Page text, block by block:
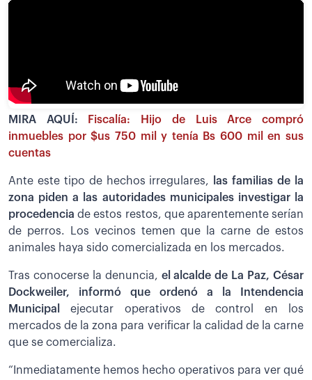
MIRA AQUÍ:
Fiscalía: Hijo de Luis Arce compró
inmuebles por $us 750 mil y tenía Bs 600 mil en sus
cuentas
Ante este tipo de hechos irregulares,
las familias de la
zona piden a las autoridades municipales investigar la
procedencia de estos restos, que aparentemente serían
de perros. Los vecinos temen que la carne de estos
animales haya sido comercializada en los mercados.
Tras conocerse la denuncia, el alcalde de La Paz, César
Dockweiler, informó que ordenó a la Intendencia
Municipal
ejecutar operativos de control en los
mercados de la zona para verificar la calidad de la carne
que se comercializa.
“Inmediatamente hemos hecho operativos para ver qué